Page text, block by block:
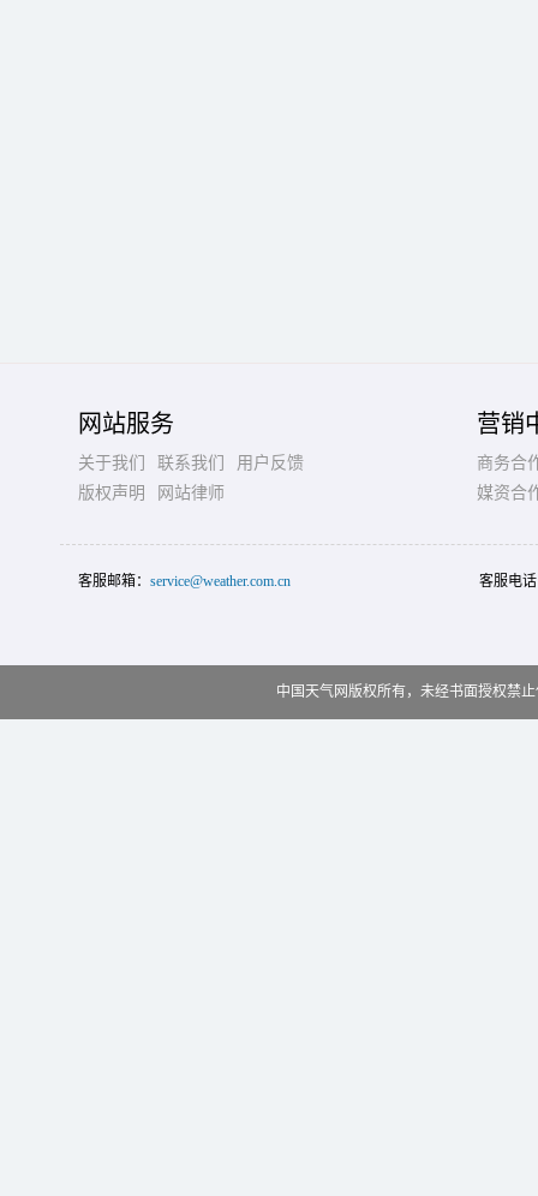
网站服务
关于我们 联系我们
用户反馈
版权声明
网站律师
营销
商务合
媒资合
客服邮箱： service@weather.com.cn 客服电
中国天气网版权所有，未经书面授权